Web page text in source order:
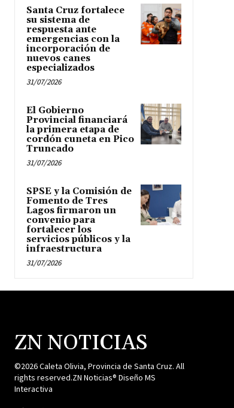
Santa Cruz fortalece
su sistema de
respuesta ante
emergencias con la
incorporación de
nuevos canes
especializados
31/07/2026
El Gobierno
Provincial financiará
la primera etapa de
cordón cuneta en Pico
Truncado
31/07/2026
SPSE y la Comisión de
Fomento de Tres
Lagos firmaron un
convenio para
fortalecer los
servicios públicos y la
infraestructura
31/07/2026
ZN NOTICIAS
©2026 Caleta Olivia, Provincia de Santa Cruz. All
rights reserved.ZN Noticias® Diseño MS
Interactiva